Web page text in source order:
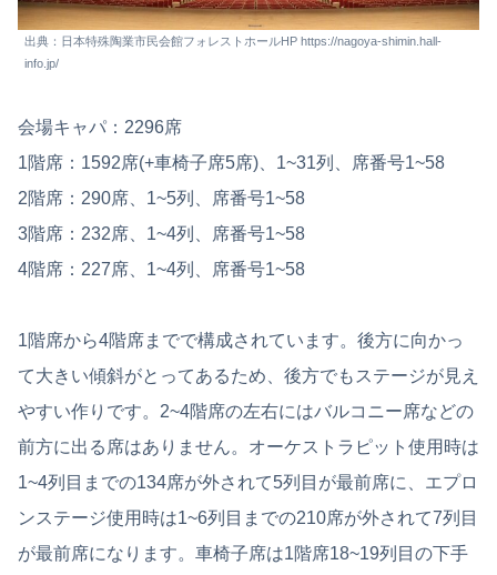
出典：日本特殊陶業市民会館フォレストホールHP https://nagoya-shimin.hall-
info.jp/
会場キャパ：2296席
1階席：1592席(+車椅子席5席)、1~31列、席番号1~58
2階席：290席、1~5列、席番号1~58
3階席：232席、1~4列、席番号1~58
4階席：227席、1~4列、席番号1~58
1階席から4階席までで構成されています。後方に向かっ
て大きい傾斜がとってあるため、後方でもステージが見え
やすい作りです。2~4階席の左右にはバルコニー席などの
前方に出る席はありません。オーケストラピット使用時は
1~4列目までの134席が外されて5列目が最前席に、エプロ
ンステージ使用時は1~6列目までの210席が外されて7列目
が最前席になります。車椅子席は1階席18~19列目の下手